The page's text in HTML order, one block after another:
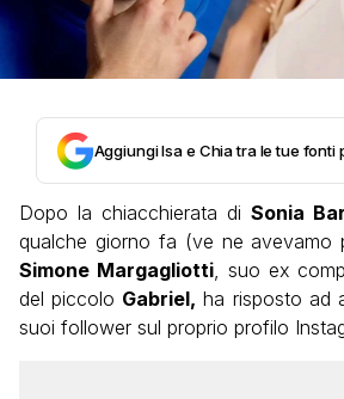
Aggiungi Isa e Chia tra le tue fonti
Dopo la chiacchierata di Sonia
qualche giorno fa (ve ne avevamo
Simone Margagliotti, suo ex
del piccolo Gabriel, ha risposto ad
suoi follower sul proprio profilo